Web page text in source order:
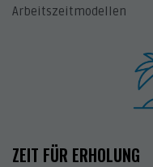
Arbeitszeitmodellen
ZEIT FÜR ERHOLUNG